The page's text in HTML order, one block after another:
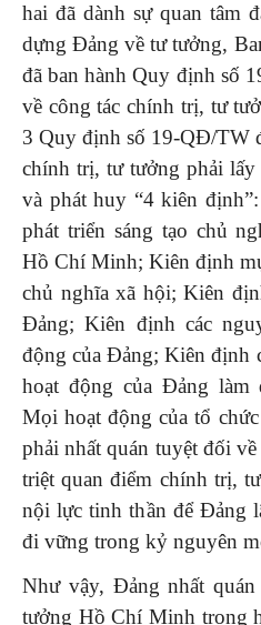
hai đã dành sự quan tâm
dựng Đảng về tư tưởng,
đã ban hành Quy định số
về công tác chính trị, tư
3 Quy định số 19-QĐ/TW
chính trị, tư tưởng phải
và phát huy “4 kiên
phát triển sáng tạo chủ
Hồ Chí Minh; Kiên định
chủ nghĩa xã hội; Kiên
Đảng; Kiên định các
động của Đảng; Kiên định
hoạt động của Đảng làm
Mọi hoạt động của tổ
phải nhất quán tuyệt đối
triệt quan điểm chính trị,
nội lực tinh thần để Đảng
đi vững trong kỷ nguyên
Như vậy, Đảng nhất
tưởng Hồ Chí Minh trong